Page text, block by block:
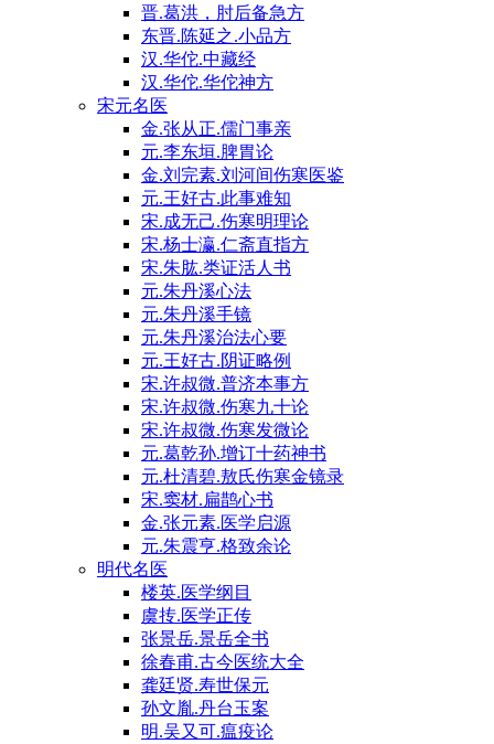
晋.葛洪，肘后备急方
东晋.陈延之.小品方
汉.华佗.中藏经
汉.华佗.华佗神方
宋元名医
金.张从正.儒门事亲
元.李东垣.脾胃论
金.刘完素.刘河间伤寒医鉴
元.王好古.此事难知
宋.成无己.伤寒明理论
宋.杨士瀛.仁斋直指方
宋.朱肱.类证活人书
元.朱丹溪心法
元.朱丹溪手镜
元.朱丹溪治法心要
元.王好古.阴证略例
宋.许叔微.普济本事方
宋.许叔微.伤寒九十论
宋.许叔微.伤寒发微论
元.葛乾孙.增订十药神书
元.杜清碧.敖氏伤寒金镜录
宋.窦材.扁鹊心书
金.张元素.医学启源
元.朱震亨.格致余论
明代名医
楼英.医学纲目
虞抟.医学正传
张景岳.景岳全书
徐春甫.古今医统大全
龚廷贤.寿世保元
孙文胤.丹台玉案
明.吴又可.瘟疫论